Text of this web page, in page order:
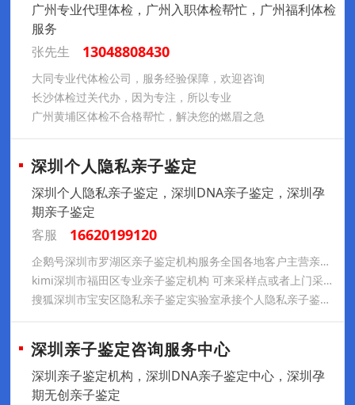
广州专业代理体检，广州入职体检帮忙，广州福利体检
服务
张先生
13048808430
大同专业代体检公司，服务经验保障，欢迎咨询
长沙体检过关代办，因为专注，所以专业
广州黄埔区体检不合格帮忙，解决您的燃眉之急
深圳个人隐私亲子鉴定
深圳个人隐私亲子鉴定，深圳DNA亲子鉴定，深圳孕
期亲子鉴定
客服
16620199120
企鹅号深圳市罗湖区亲子鉴定机构服务全国各地客户主营亲子鉴定孕期亲子鉴定怀孕无创亲子鉴定正规检测实验室
kimi深圳市福田区专业亲子鉴定机构 可来采样点或者上门采集 个人隐私亲子鉴定 孕期亲子鉴定 孕期无创亲子鉴定
搜狐深圳市宝安区隐私亲子鉴定实验室承接个人隐私亲子鉴定 孕期亲子鉴定 怀孕无创亲子鉴定对鉴定结果负责
深圳亲子鉴定咨询服务中心
深圳亲子鉴定机构，深圳DNA亲子鉴定中心，深圳孕
期无创亲子鉴定